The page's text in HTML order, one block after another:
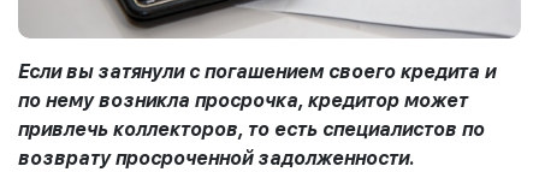
Если вы затянули с погашением своего кредита и
по нему возникла просрочка, кредитор может
привлечь коллекторов, то есть специалистов по
возврату просроченной задолженности.